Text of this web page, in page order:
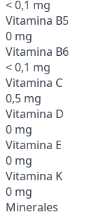
< 0,1 mg
Vitamina B5
0 mg
Vitamina B6
< 0,1 mg
Vitamina C
0,5 mg
Vitamina D
0 mg
Vitamina E
0 mg
Vitamina K
0 mg
Minerales